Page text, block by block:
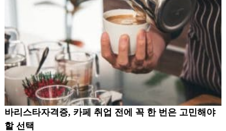
바리스타자격증, 카페 취업 전에 꼭 한 번은 고민해야
할 선택